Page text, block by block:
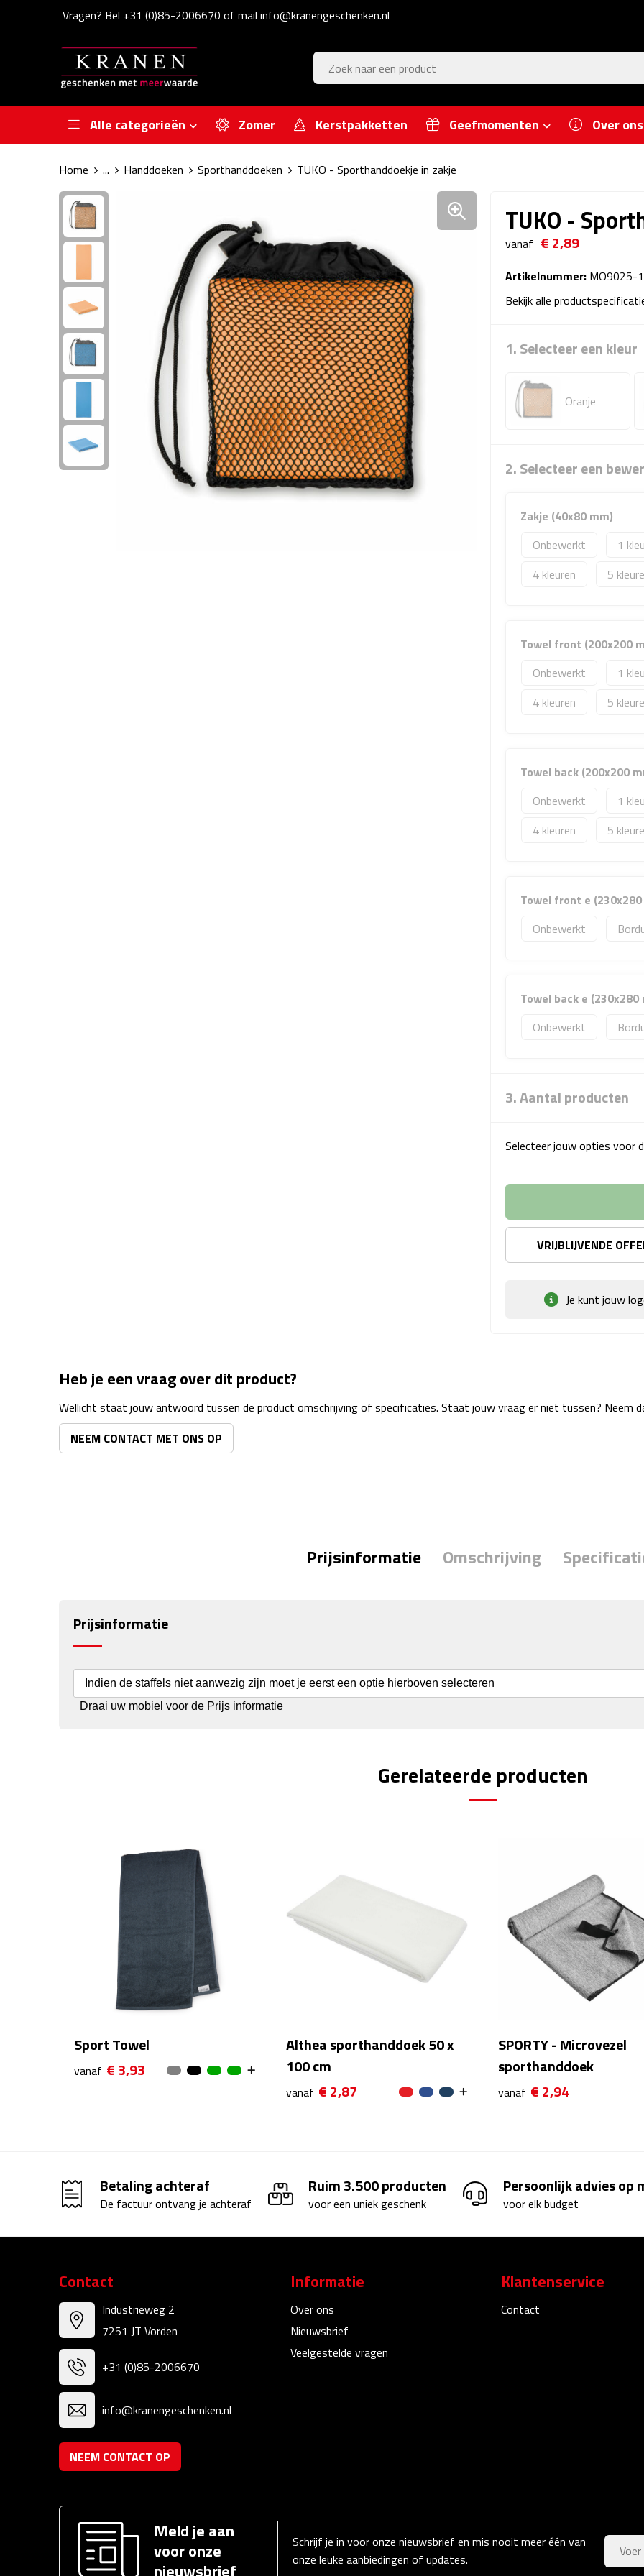
Vragen? Bel +31 (0)85-2006670 of mail info@kranengeschenken.nl
Alle categorieën Zomer Kerstpakketten Geefmomenten Over ons
Home ... Handdoeken Sporthanddoeken TUKO - Sporthanddoekje in zakje
TUKO -
vanaf € 2,89
Artikelnummer: MO9025-
Bekijk alle
1. Selecteer een kleur
Oranje
2. Selecteer een
Zakje (40x80 mm)
Onbewerkt
1
4
5
Towel front (200x200
Onbewerkt
1
4
5
Towel back (200x200
Onbewerkt
1
4
5
Towel front e
Onbewerkt
Towel back e (230x280
Onbewerkt
3. Aantal producten
Selecteer jouw opties voor
VRIJBLIJVENDE
Je kunt jouw
Heb je een vraag over dit product?
Wellicht staat jouw antwoord tussen de product omschrijving of specificaties. Staat jouw vraag er niet tussen? Neem
NEEM CONTACT MET ONS OP
Prijsinformatie Omschrijving
Prijsinformatie
Indien de staffels niet aanwezig zijn moet je eerst een optie hierboven selecteren
Draai uw mobiel voor de Prijs informatie
Gerelateerde producten
Sport Towel
vanaf € 3,93
Althea sporthanddoek 50 x
100 cm
vanaf € 2,87
SPORTY - Microvezel
sporthanddoek
vanaf € 2,94
Betaling achteraf
De factuur ontvang je achteraf
Ruim 3.500 producten
voor een uniek geschenk
Persoonlijk advies op
voor elk budget
Contact
Industrieweg 2
7251 JT Vorden
+31 (0)85-2006670
info@kranengeschenken.nl
NEEM CONTACT OP
Informatie
Over ons
Nieuwsbrief
Veelgestelde vragen
Klantenservice
Contact
Meld je aan
voor onze
Schrijf je in voor onze nieuwsbrief en mis nooit meer één van
onze leuke aanbiedingen of updates.